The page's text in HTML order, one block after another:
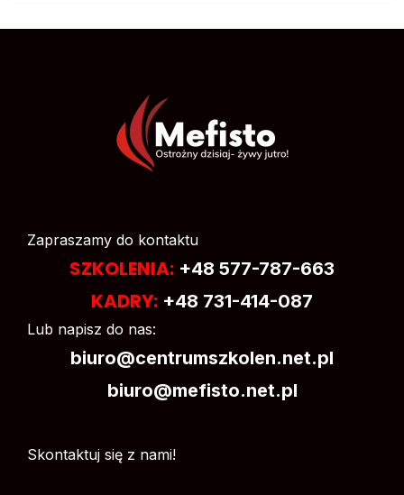
Zapraszamy do kontaktu
SZKOLENIA: +48 577-787-663
KADRY: +48 731-414-087
Lub napisz do nas:
biuro@centrumszkolen.net.pl
biuro@mefisto.net.pl
Skontaktuj się z nami!